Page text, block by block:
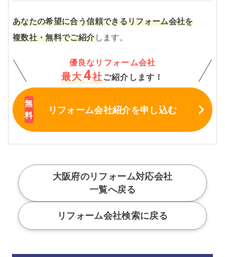
あなたの希望に合う信頼できるリフォーム会社を
複数社・無料でご紹介します。
優良なリフォーム会社
最大 4社 ご紹介します！
リフォーム会社紹介を申し込む
大阪府のリフォーム対応会社
一覧へ戻る
リフォーム会社検索に戻る